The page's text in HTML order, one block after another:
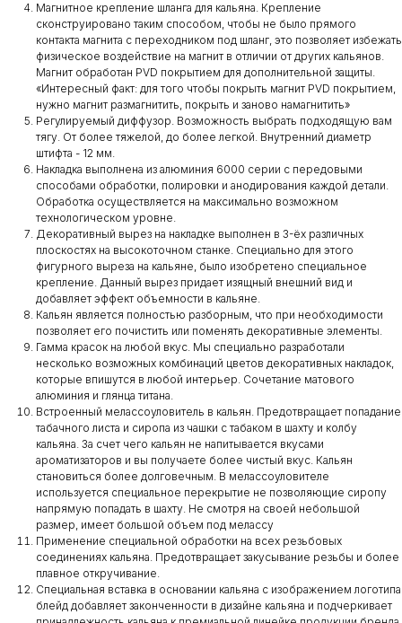
Магнитное крепление шланга для кальяна. Крепление
сконструировано таким способом, чтобы не было прямого
контакта магнита с переходником под шланг, это позволяет избежать
физическое воздействие на магнит в отличии от других кальянов.
Магнит обработан PVD покрытием для дополнительной защиты. ​
«Интересный факт: для того чтобы покрыть магнит PVD покрытием,
нужно магнит размагнитить, покрыть и заново намагнитить»
Регулируемый диффузор. Возможность выбрать подходящую вам
тягу. От более тяжелой, до более легкой. Внутренний диаметр
штифта - 12 мм.
Накладка выполнена из алюминия 6000 серии с передовыми
способами обработки, полировки и анодирования каждой детали.
Обработка осуществляется на максимально возможном
технологическом уровне.
Декоративный вырез на накладке выполнен в 3-ёх различных
плоскостях на высокоточном станке. Специально для этого
фигурного выреза на кальяне, было изобретено специальное
крепление. Данный вырез придает изящный внешний вид и
добавляет эффект объемности в кальяне.
Кальян является полностью разборным, что при необходимости
позволяет его почистить или поменять декоративные элементы.
Гамма красок на любой вкус. Мы специально разработали
несколько возможных комбинаций цветов декоративных накладок,
которые впишутся в любой интерьер. Сочетание матового
алюминия и глянца титана.
Встроенный мелассоуловитель в кальян. Предотвращает попадание
табачного листа и сиропа из чашки с табаком в шахту и колбу
кальяна. За счет чего кальян не напитывается вкусами
ароматизаторов и вы получаете более чистый вкус. Кальян
становиться более долговечным. В мелассоуловителе
используется специальное перекрытие не позволяющие сиропу
напрямую попадать в шахту. Не смотря на своей небольшой
размер, имеет большой объем под мелассу
Применение специальной обработки на всех резьбовых
соединениях кальяна. Предотвращает закусывание резьбы и более
плавное откручивание.
Специальная вставка в основании кальяна с изображением логотипа
блейд добавляет законченности в дизайне кальяна и подчеркивает